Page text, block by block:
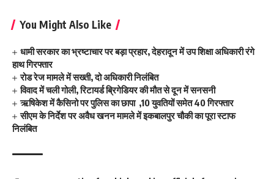
You Might Also Like
धामी सरकार का भ्रष्टाचार पर बड़ा प्रहार, देहरादून में उप शिक्षा अधिकारी रंगे
हाथ गिरफ्तार
रोड रेज मामले में सख्ती, दो अधिकारी निलंबित
विवाद में चली गोली, रिटायर्ड ब्रिगेडियर की मौत से दून में सनसनी
ऋषिकेश में कैसिनो पर पुलिस का छापा ,10 युवतियों समेत 40 गिरफ्तार
सीएम के निर्देश पर अवैध खनन मामले में इकबालपुर चौकी का पूरा स्टाफ
निलंबित